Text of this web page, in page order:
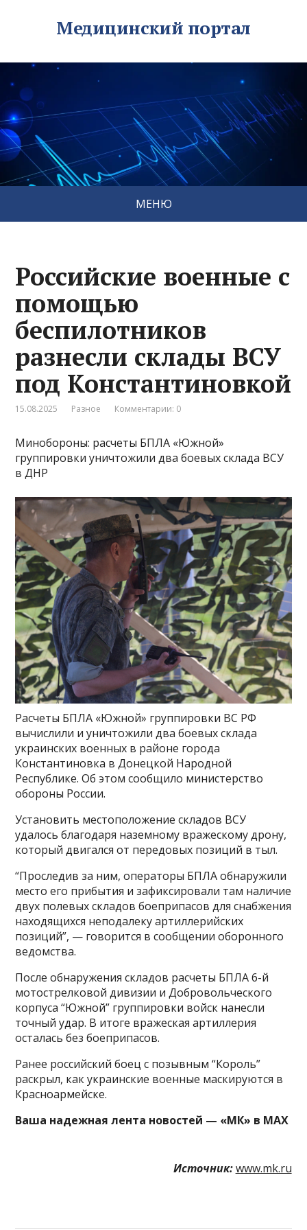
Медицинский портал
МЕНЮ
Российские военные с
помощью
беспилотников
разнесли склады ВСУ
под Константиновкой
15.08.2025 Разное Комментарии: 0
Минобороны: расчеты БПЛА «Южной»
группировки уничтожили два боевых склада ВСУ
в ДНР
Расчеты БПЛА «Южной» группировки ВС РФ
вычислили и уничтожили два боевых склада
украинских военных в районе города
Константиновка в Донецкой Народной
Республике. Об этом сообщило министерство
обороны России.
Установить местоположение складов ВСУ
удалось благодаря наземному вражескому дрону,
который двигался от передовых позиций в тыл.
“Проследив за ним, операторы БПЛА обнаружили
место его прибытия и зафиксировали там наличие
двух полевых складов боеприпасов для снабжения
находящихся неподалеку артиллерийских
позиций”, — говорится в сообщении оборонного
ведомства.
После обнаружения складов расчеты БПЛА 6-й
мотострелковой дивизии и Добровольческого
корпуса “Южной” группировки войск нанесли
точный удар. В итоге вражеская артиллерия
осталась без боеприпасов.
Ранее российский боец с позывным “Король”
раскрыл, как украинские военные маскируются в
Красноармейске.
Ваша надежная лента новостей — «МК» в MAX
Источник: www.mk.ru